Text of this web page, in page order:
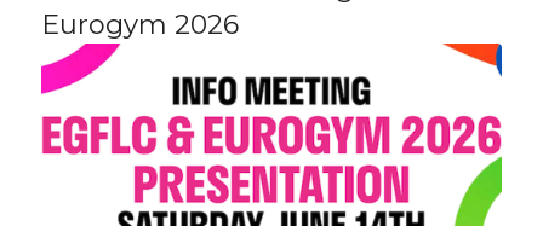
Eurogym 2026